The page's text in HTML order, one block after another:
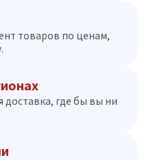
товаров по ценам,
доставка, где бы вы ни